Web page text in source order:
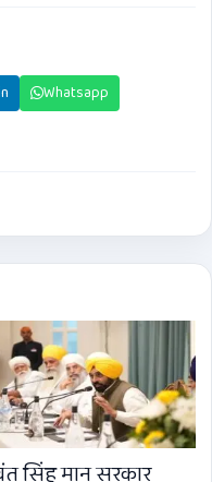
Whatsapp
सिंह मान सरकार